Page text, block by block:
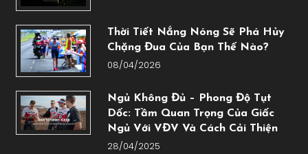
Thời Tiết Nắng Nóng Sẽ Phá Hủy
Chặng Đua Của Bạn Thế Nào?
08/04/2026
Ngủ Không Đủ – Phong Độ Tụt
Dốc: Tầm Quan Trọng Của Giấc
Ngủ Với VĐV Và Cách Cải Thiện
28/04/2025